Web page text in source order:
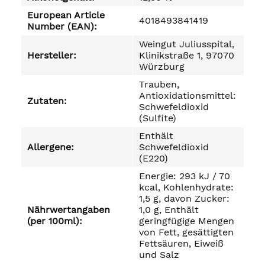
European Article
Number (EAN):
4018493841419
Hersteller:
Weingut Juliusspital,
Klinikstraße 1, 97070
Würzburg
Zutaten:
Trauben,
Antioxidationsmittel:
Schwefeldioxid
(Sulfite)
Allergene:
Enthält
Schwefeldioxid
(E220)
Nährwertangaben
(per 100ml):
Energie: 293 kJ / 70
kcal, Kohlenhydrate:
1,5 g, davon Zucker:
1,0 g, Enthält
geringfügige Mengen
von Fett, gesättigten
Fettsäuren, Eiweiß
und Salz